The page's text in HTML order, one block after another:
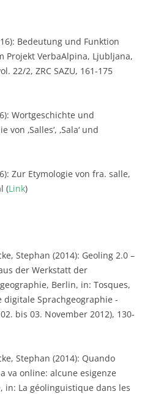
Bedeutung und Funktion
Projekt VerbaAlpina, Ljubljana,
22/2, ZRC SAZU, 161-175
Wortgeschichte und
‚Salles‘, ‚Sala‘ und
Zur Etymologie von fra. salle,
(Link)
Stephan (2014): Geoling 2.0 –
der Werkstatt der
Berlin, in: Tosques,
digitale Sprachgeographie -
bis 03. November 2012), 130-
Stephan (2014): Quando
va online: alcune esigenze
in: La géolinguistique dans les